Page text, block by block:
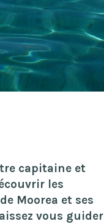
capitaine et
les
Moorea et ses
vous guider